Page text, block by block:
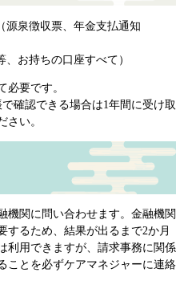
源泉徴収票、年金支払通知
お持ちの口座すべて）
要です。
認できる場合は1年間に受け取
さい。
関に問い合わせます。金融機関
するため、結果が出るまで2か月
利用できますが、請求事務に関係
ことを必ずケアマネジャーに連絡